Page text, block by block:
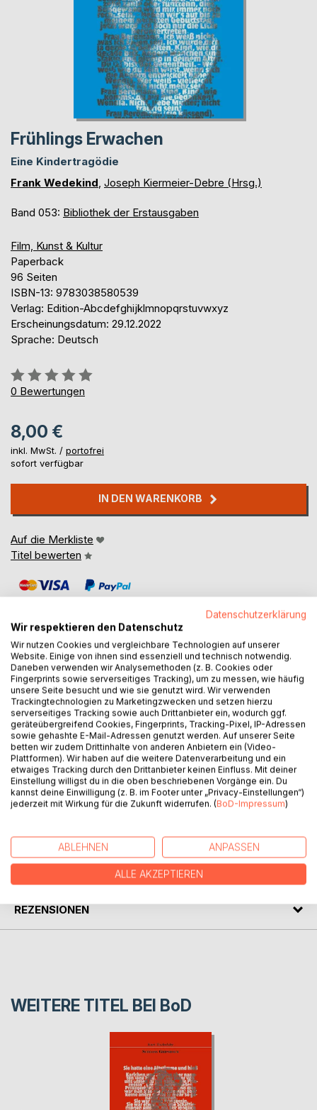
Frühlings Erwachen
Eine Kindertragödie
Frank Wedekind, Joseph Kiermeier-Debre (Hrsg.)
Band 053: Bibliothek der Erstausgaben
Film, Kunst & Kultur
Paperback
96 Seiten
ISBN-13: 9783038580539
Verlag: Edition-Abcdefghijklmnopqrstuvwxyz
Erscheinungsdatum: 29.12.2022
Sprache: Deutsch
Bewertung::
0%
0 Bewertungen
8,00 €
inkl. MwSt. / portofrei
sofort verfügbar
IN DEN WARENKORB
Auf die Merkliste
Titel bewerten
BESCHREIBUNG
Frank Wedekind: Frühlings Erwachen. Eine Kindertragödie.
Der Nachdruck des Textes in der «Bibliothek der
Erstausgaben» folgt originalgetreu in Orthographie und
Interpunktion der Erstausgabe von 1891. Die
Originalpaginierung wird im fortlaufenden Text vermerkt.
Der Anhang (Textgestalt, Glossar, Zeittafel, Nachwort) gibt
Auskunft zu Leben und Werk.
AUTOR/IN
REZENSIONEN
WEITERE TITEL BEI BoD
Datenschutzerklärung
Wir respektieren den Datenschutz
Wir nutzen Cookies und vergleichbare Technologien auf unserer
Website. Einige von ihnen sind essenziell und technisch notwendig.
Daneben verwenden wir Analysemethoden (z. B. Cookies oder
Fingerprints sowie serverseitiges Tracking), um zu messen, wie häufig
unsere Seite besucht und wie sie genutzt wird. Wir verwenden
Trackingtechnologien zu Marketingzwecken und setzen hierzu
serverseitiges Tracking sowie auch Drittanbieter ein, wodurch ggf.
geräteübergreifend Cookies, Fingerprints, Tracking-Pixel, IP-Adressen
sowie gehashte E-Mail-Adressen genutzt werden. Auf unserer Seite
betten wir zudem Drittinhalte von anderen Anbietern ein (Video-
Plattformen). Wir haben auf die weitere Datenverarbeitung und ein
etwaiges Tracking durch den Drittanbieter keinen Einfluss. Mit deiner
Einstellung willigst du in die oben beschriebenen Vorgänge ein. Du
kannst deine Einwilligung (z. B. im Footer unter „Privacy-Einstellungen“)
jederzeit mit Wirkung für die Zukunft widerrufen. (BoD-Impressum)
ABLEHNEN ANPASSEN
ALLE AKZEPTIEREN